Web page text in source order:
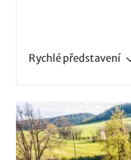
Rychlépředstavení